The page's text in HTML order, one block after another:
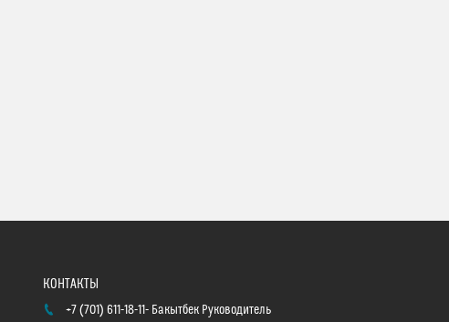
+7 (701) 611-18-11 Бакытбек Руководитель